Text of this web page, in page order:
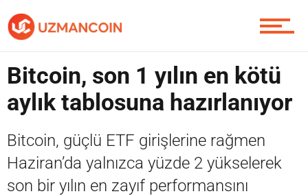
Yazarlardan
Piyasa
Soru Sor
Bitcoin, son 1 yılın en kötü
aylık tablosuna hazırlanıyor
Bitcoin, güçlü ETF girişlerine rağmen
Haziran’da yalnızca yüzde 2 yükselerek
son bir yılın en zayıf performansını